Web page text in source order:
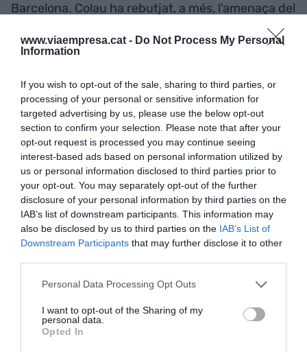
www.viaempresa.cat - Do Not Process My Personal
Information
If you wish to opt-out of the sale, sharing to third parties, or
processing of your personal or sensitive information for
targeted advertising by us, please use the below opt-out
section to confirm your selection. Please note that after your
opt-out request is processed you may continue seeing
interest-based ads based on personal information utilized by
us or personal information disclosed to third parties prior to
your opt-out. You may separately opt-out of the further
disclosure of your personal information by third parties on the
IAB’s list of downstream participants. This information may
also be disclosed by us to third parties on the IAB’s List of
Downstream Participants that may further disclose it to other
Personal Data Processing Opt Outs
I want to opt-out of the Sharing of my
personal data.
Opted In
Barcelona. Colau ha rebutjat, a més, l'amenaça del
trasllat a Madrid que va sobrevolar el congrés. Per
la seva banda, el primer tinent d'alcaldiaJaume
l'"aposta del consistori per l'economia digital i el
talent per transformar la ciutat" del consistori
barceloní.
Per la seva banda, el vicepresident de la
Generalitat i conseller de Polítiques DigitalsJordi
Puigneróha celebrat un acord que "consolida
Barcelona com a capital mundial del mòbil". El
president de la Generalitat,Pere Aragonès,
comparteix aquesta consideració, tot celebrant la
global". El cap de l'executiu català ha agraït la
"discreta" feina de la GSMA i les administracions
espanyoles i catalanes per mantenir el congrés a